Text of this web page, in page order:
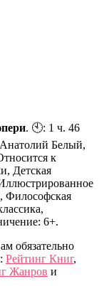
. 🕙: 1 ч. 46
Белый,
к
Детская
Философская
6+.
обязательно
Рейтинг Книг,
Жанров и